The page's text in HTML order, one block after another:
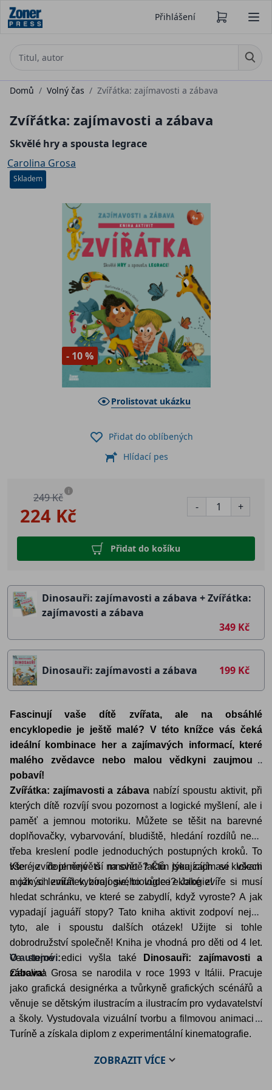
Přihlášení
Domů / Volný čas / Zvířátka: zajímavosti a zábava
Zvířátka: zajímavosti a zábava
Skvělé hry a spousta legrace
Carolina Grosa
Skladem
- 10 %
Prolistovat ukázku
224 Kč
249 Kč i
- +
Přidat do košíku
Přidat do oblíbených
Hlídací pes
Dinosauři: zajímavosti a zábava + Zvířátka:
zajímavosti a zábava
349 Kč
Dinosauři: zajímavosti a zábava 199 Kč
Fascinují vaše dítě zvířata, ale na obsáhlé
encyklopedie je ještě malé? V této knížce vás čeká
ideální kombinace her a zajímavých informací, které
malého zvědavce nebo malou vědkyni zaujmou i
pobaví!
Zvířátka: zajímavosti a zábava nabízí spoustu aktivit, při
kterých dítě rozvíjí svou pozornost a logické myšlení, ale i
paměť a jemnou motoriku. Můžete se těšit na barevné
doplňovačky, vybarvování, bludiště, hledání rozdílů nebo
třeba kreslení podle jednoduchých postupných kroků. To
vše je doplněné o mnoho faktů týkajících se všech
možných zvířátek, zoologie, biologie i ekologie!
Které zvíře je největší na světě? Čím jsou zajímaví klokani
a jak si lemuři vybírají svého vůdce? Jaké zvíře si musí
hledat schránku, ve které se zabydlí, když vyroste? A jak
vypadají jaguáří stopy? Tato kniha aktivit zodpoví nejen
tyto, ale i spoustu dalších otázek! Užijte si tohle
dobrodružství společně! Kniha je vhodná pro děti od 4 let.
Ve stejné edici vyšla také
Dinosauři: zajímavosti a
zábava!
O autorovi:
Carolina Grosa se narodila v roce 1993 v Itálii. Pracuje
jako grafická designérka a tvůrkyně grafických scénářů a
věnuje se dětským ilustracím a ilustracím pro vydavatelství
a školy. Vystudovala vizuální tvorbu a filmovou animaci v
Turíně a získala diplom z experimentální kinematografie.
ZOBRAZITVÍCE